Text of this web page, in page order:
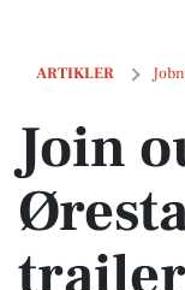
ARTIKLER
Join our vibrant
Join